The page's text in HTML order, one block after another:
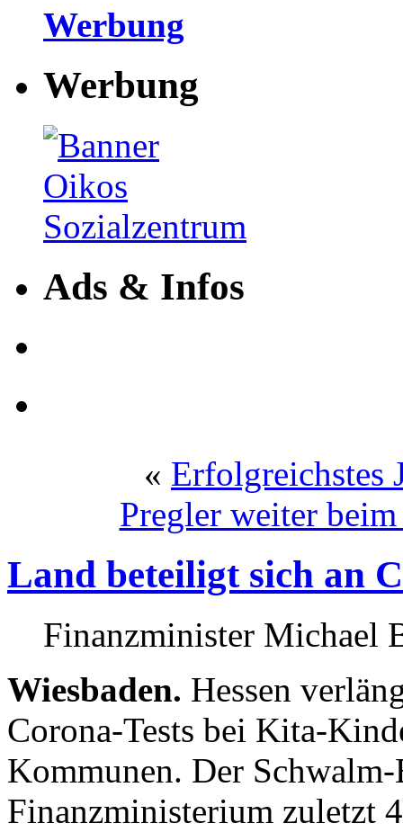
Werbung
Werbung
Ads & Infos
« Erfolgreichstes
Pregler weiter
Land beteiligt sich an
Finanzminister Michael
Wiesbaden. Hessen
Corona-Tests bei Kita-
Kommunen. Der
Finanzministerium zuletzt